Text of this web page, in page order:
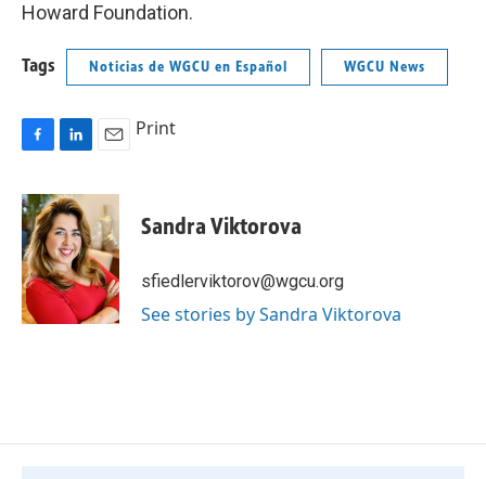
Howard Foundation.
Tags Noticias de WGCU en Español WGCU News
c
e
b
o
o
k
n
k
e
d
I
n
a
i
l
Print
Sandra Viktorova
sfiedlerviktorov@wgcu.org
See stories by Sandra Viktorova